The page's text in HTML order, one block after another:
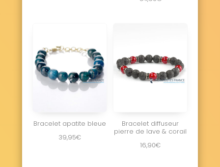
Bracelet apatite bleue
39,95€
Bracelet diffuseur
pierre de lave & corail
16,90€